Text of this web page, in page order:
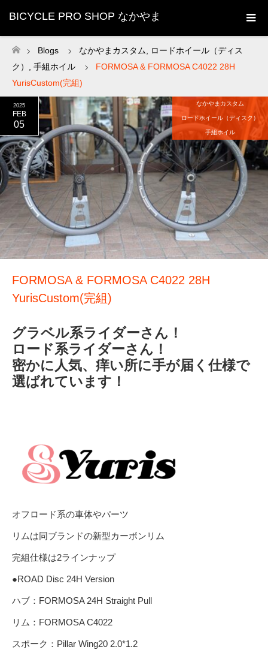
BICYCLE PRO SHOP なかやま
ホーム
Blogs なかやまカスタム
ロードホイール（ディス
ク）
手組ホイル
FORMOSA & FORMOSA C4022 28H
YurisCustom(完組)
2025
FEB
05
なかやまカスタム
ロードホイール（ディスク）
手組ホイル
FORMOSA & FORMOSA C4022 28H
YurisCustom(完組)
グラベル系ライダーさん！
ロード系ライダーさん！
密かに人気、痒い所に手が届く仕様で
選ばれています！
オフロード系の車体やパーツ
リムは同ブランドの新型カーボンリム
完組仕様は2ラインナップ
●ROAD Disc 24H Version
ハブ：FORMOSA 24H Straight Pull
リム：FORMOSA C4022
スポーク：Pillar Wing20 2.0*1.2